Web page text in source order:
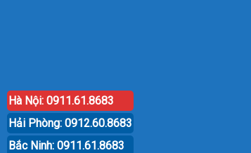
Hà Nội: 0911.61.8683
Hải Phòng: 0912.60.8683
Bắc Ninh: 0911.61.8683